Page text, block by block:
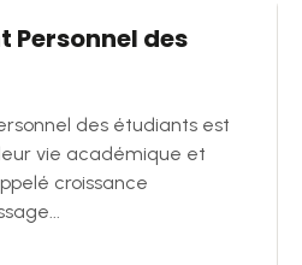
Personnel des
des étudiants est
vie académique et
croissance